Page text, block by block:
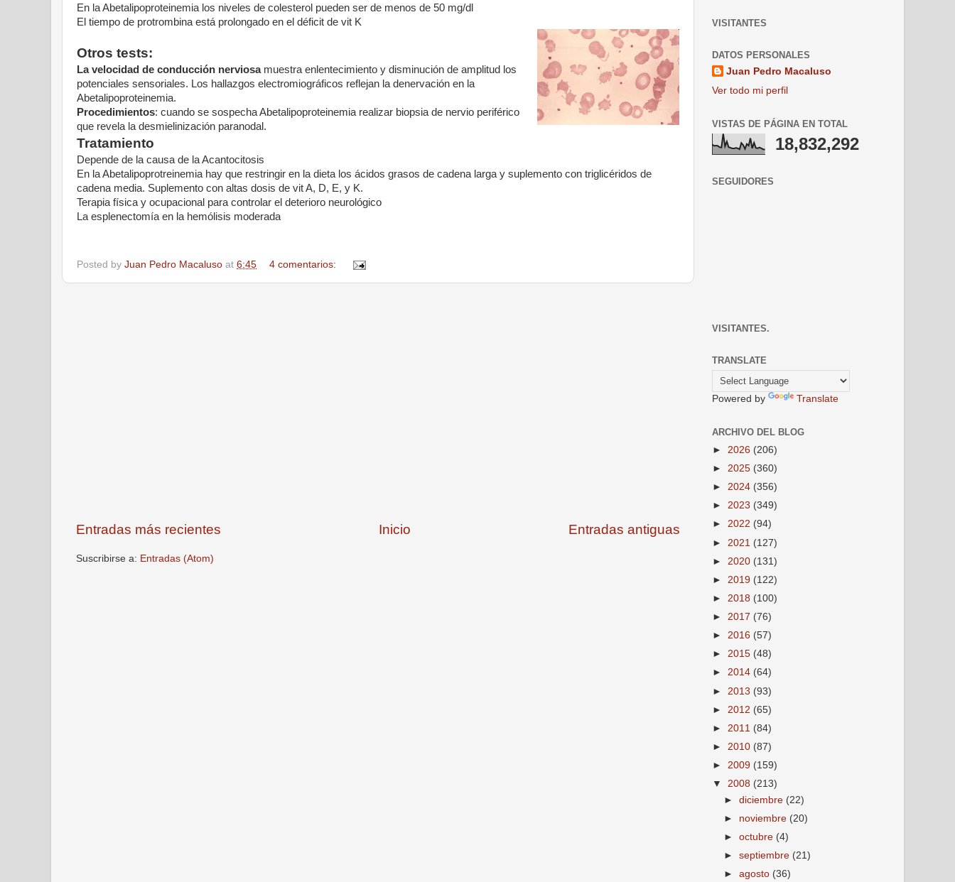
En la Abetalipoproteinemia los niveles de colesterol pueden ser de menos de 50 mg/dl
El tiempo de protrombina está prolongado en el déficit de vit K
Otros tests:
La velocidad de conducción nerviosamuestra enlentecimiento y disminución de amplitud los
potenciales sensoriales. Los hallazgos electromiográficos reflejan la denervación en la
Abetalipoproteinemia.
Procedimientos: cuando se sospecha Abetalipoproteinemia realizar biopsia de nervio periférico
que revela la desmielinización paranodal.
Tratamiento
Depende de la causa de la Acantocitosis
En la Abetalipoprotreinemia hay que restringir en la dieta los ácidos grasos de cadena larga y suplemento con triglicéridos de
cadena media. Suplemento con altas dosis de vit A, D, E, y K.
Terapia física y ocupacional para controlar el deterioro neurológico
La esplenectomía en la hemólisis moderada
Posted by Juan Pedro Macaluso at 6:45 4 comentarios:
Entradas más recientes Entradas antiguas
Inicio
Suscribirse a: Entradas (Atom)
VISITANTES
DATOS PERSONALES
Juan Pedro Macaluso
Ver todo mi perfil
VISTAS DE PÁGINA EN TOTAL
18,832,292
SEGUIDORES
VISITANTES.
TRANSLATE
Powered by Translate
ARCHIVO DEL BLOG
► 2026 (206)
► 2025 (360)
► 2024 (356)
► 2023 (349)
► 2022 (94)
► 2021 (127)
► 2020 (131)
► 2019 (122)
► 2018 (100)
► 2017 (76)
► 2016 (57)
► 2015 (48)
► 2014 (64)
► 2013 (93)
► 2012 (65)
► 2011 (84)
► 2010 (87)
► 2009 (159)
▼ 2008 (213)
►diciembre (22)
► noviembre (20)
►octubre (4)
►septiembre (21)
►agosto (36)